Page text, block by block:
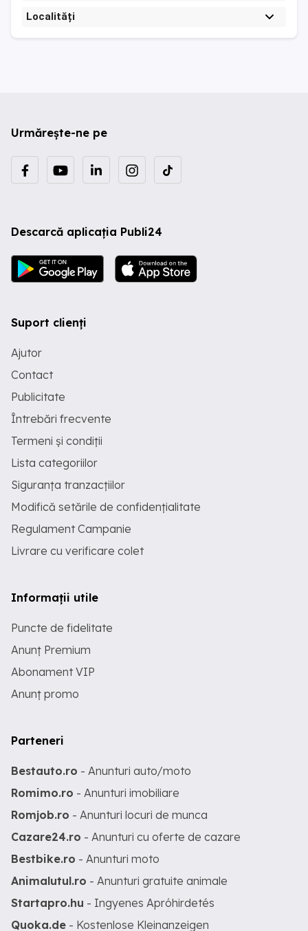
Localități
Urmărește-ne pe
Descarcă aplicația Publi24
Suport clienți
Ajutor
Contact
Publicitate
Întrebări frecvente
Termeni și condiții
Lista categoriilor
Siguranța tranzacțiilor
Modifică setările de confidențialitate
Regulament Campanie
Livrare cu verificare colet
Informații utile
Puncte de fidelitate
Anunț Premium
Abonament VIP
Anunț promo
Parteneri
Bestauto.ro - Anunturi auto/moto
Romimo.ro - Anunturi imobiliare
Romjob.ro - Anunturi locuri de munca
Cazare24.ro - Anunturi cu oferte de cazare
Bestbike.ro - Anunturi moto
Animalutul.ro - Anunturi gratuite animale
Startapro.hu - Ingyenes Apróhirdetés
Quoka.de - Kostenlose Kleinanzeigen